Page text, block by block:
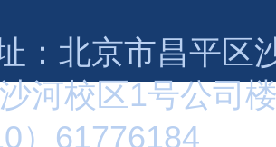
京市昌平区沙
河校区1号公
）61776184